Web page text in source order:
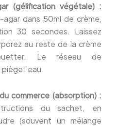
(gélification végétale) :
agar dans 50ml de crème,
30 secondes. Laissez
au reste de la crème
Le réseau de
l’eau.
commerce (absorption) :
du sachet, en
(souvent un mélange